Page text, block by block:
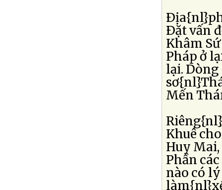
Ðặt vấn
Khâm
Pháp ở
lại. Dòng
Mến
Khuê
Huy Mai,
Phần
nào có